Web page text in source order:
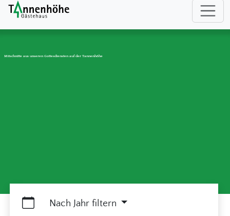
Mitschnitte aus unseren Gottesdiensten auf der Tannenhöhe
Nach Jahr filtern